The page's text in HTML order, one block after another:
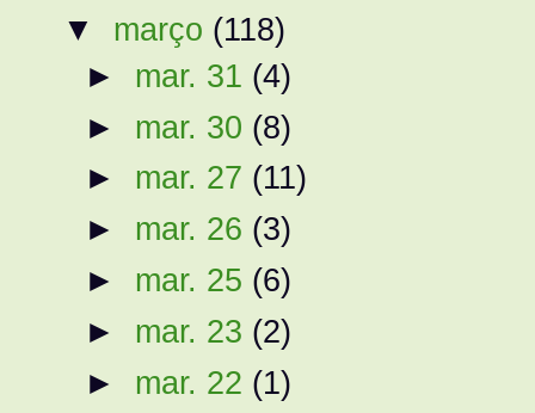
▼ março (118)
► mar. 31 (4)
► mar. 30 (8)
► mar. 27 (11)
► mar. 26 (3)
► mar. 25 (6)
► mar. 23 (2)
► mar. 22 (1)